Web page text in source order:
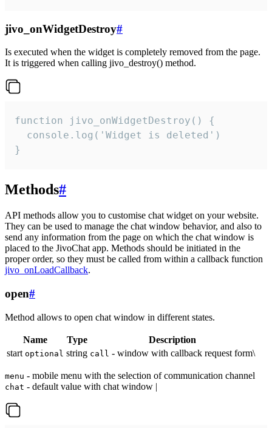
jivo_onWidgetDestroy#
Is executed when the widget is completely removed from the page.
It is triggered when calling jivo_destroy() method.
function jivo_onWidgetDestroy() {
  console.log('Widget is deleted')
}
Methods#
API methods allow you to customise chat widget on your website.
They can be used to manage the chat window behavior, and also to
send any information from the page on which the chat window is
placed to the JivoChat app. Methods should be initiated in the
proper order, so they must be called from within a callback function
jivo_onLoadCallback.
open#
Method allows to open chat window in different states.
Name Type
Description
start optional string call - window with callback request form\
menu - mobile menu with the selection of communication channel
chat - default value with chat window |